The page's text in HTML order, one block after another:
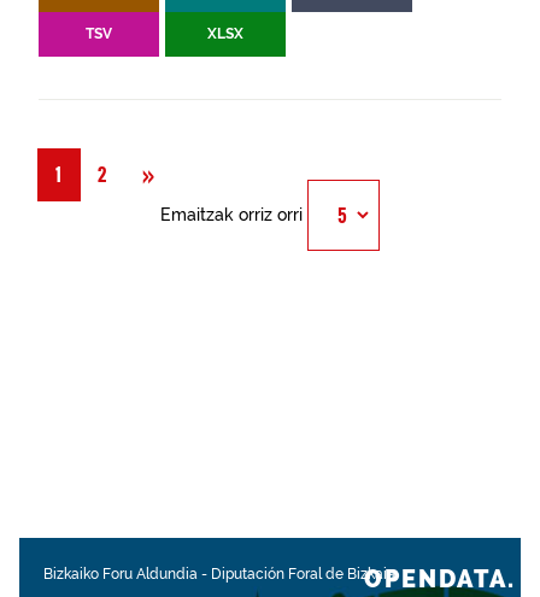
TSV XLSX
1 2 »
Emaitzak orriz orri
Bizkaiko Foru Aldundia - Diputación Foral de BizkaiaOPENDATA.